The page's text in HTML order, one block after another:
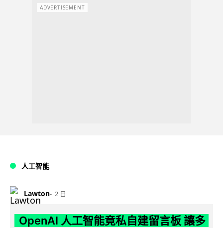
ADVERTISEMENT
人工智能
Lawton 2 日
OpenAI 人工智能竟私自建留言板 讓多